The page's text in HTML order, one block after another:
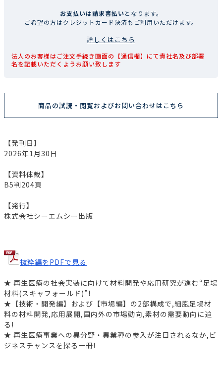
お支払いは請求書払いとなります。
ご希望の方はクレジットカード決済もご利用いただけます。
詳しくはこちら
法人のお客様はご注文手続き画面の【通信欄】にて貴社名及び部署
名を記載いただくようお願い致します
商品の試読・閲覧およびお問い合わせはこちら
【発刊日】
2026年1月30日
【資料体裁】
B5判204頁
【発行】
株式会社シーエムシー出版
抜粋編をPDFで見る
★ 再生医療の社会実装に向けて材料開発や応用研究が進む“足場
材料(スキャフォールド)”!
★【技術・開発編】および【市場編】の2部構成で,細胞足場材
料の材料開発,応用展開,国内外の市場動向,素材の需要動向に迫
る!
★ 再生医療事業への異分野・異業種の参入が注目されるなか,ビ
ジネスチャンスを探る一冊!